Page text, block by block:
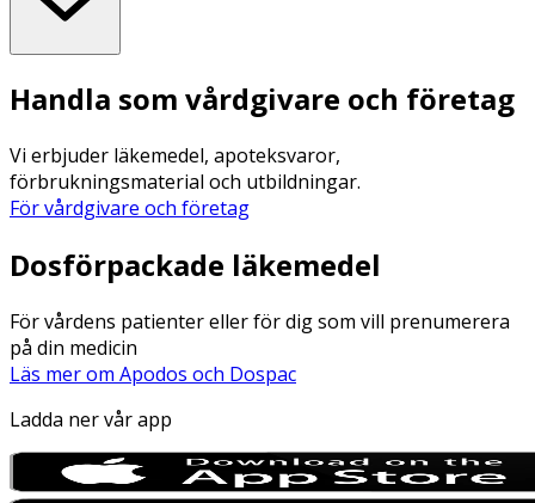
Handla som vårdgivare och företag
Vi erbjuder läkemedel, apoteksvaror,
förbrukningsmaterial och utbildningar.
För vårdgivare och företag
Dosförpackade läkemedel
För vårdens patienter eller för dig som vill prenumerera
på din medicin
Läs mer om Apodos och Dospac
Ladda ner vår app